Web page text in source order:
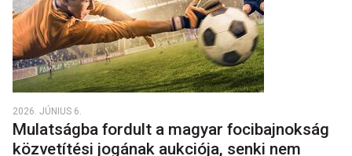
2026. JÚNIUS 6.
Mulatságba fordult a magyar focibajnokság
közvetítési jogának aukciója, senki nem